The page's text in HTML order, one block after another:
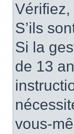
Vérifiez,
S’ils
Si la
de 13
vous-